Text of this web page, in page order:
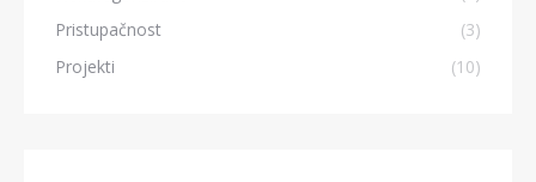
Pristupačnost
(3)
Projekti
(10)